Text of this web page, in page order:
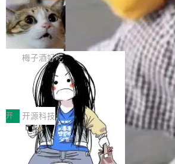
安全与合规要求。对于大多数普通研发场景
有云模型能够满足快速试用和效率提升的需
但对于金融、能源、医疗等对数据安全要求
渐丰富，用户关注的重点也在发生变化：不
让AI用起来，还要进一步看清混合算力时代
Token花在哪里、算力是否被充分利用，以
续增长的AI成本该如何优化。 深信服AI算力
正是围绕这些实际问题，从Token治理和成
理两个方面，让用户的每一份算力都看得清
得住、用得稳、省得下、更安全！ 一、从现
始，Token使用一目...
Gemini 的架构师。Google 首席科学家。
ean 在 Google 工作了 27 年后，宣布离职
不是一个人走。一同离开的还有 Sanjay
wat（Google 员工编号 23，Jeff Dean 二
年的编程搭档，MapReduce 和 Bigtable 的
作者）、Quoc Le（Google 大脑核心成员
q2Seq 和 DocAI 的共同发明人）以及 Oriol
yals（Gemini 联合负责人，AlphaSta...
🔥 SolonCode v2026.8.4 发布：界面
字体可调、22 种语言、记忆搜索增强
打开终端就能上岗的全中文编码智能体，这
把「看得清、用母语、记得住」三件事一次
齐。 SolonCode 是什么 SolonCode 是杭
耳科技研发的企业级终端编码智能体——一
中文驱动的数字员工，自主理解需求、规划
骤、编写代码。不挑模型、不挑平台，curl
装完即用。 开源地址：Gitee · GitCode ·
b 安装 支持 Java 8+（8~26）、macOS /
x / Windows / Harmony PC。 # macOS /
梅子酒好吃
让“代码语义理解”深度释放AI Coding
价值潜能：华为云码道（CodeArts）
代码仓技术解析
一、代码仓深度理解技术的作用与价值 在软
程实践中，代码仓是企业核心知识资产的主
体。企业级代码仓库通常包含数十万乃至数
个文件，其规模远超单次模型调用可承载的
文窗口。随着项目规模的持续扩张与代码历
开 开源科技
一条“删库”命令跑 17 小时，算法工程
师删光 89TB 数据只为干私活
最高人民检察院8月4日公布了一起案件：北